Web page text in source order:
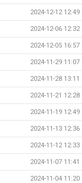
2024-12-12 12:49
2024-12-06 12:32
2024-12-05 16:57
2024-11-29 11:07
2024-11-28 13:11
2024-11-21 12:28
2024-11-19 12:49
2024-11-13 12:36
2024-11-12 12:33
2024-11-07 11:41
2024-11-04 11:20